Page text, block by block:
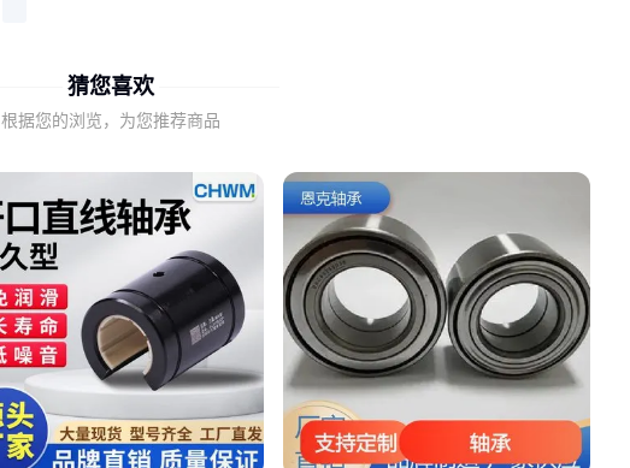
载荷特性：矿山机械需要同时承受径向和轴向复合载荷
环境耐受：食品生产线要防腐蚀，高温窑炉需耐热
策起点。🔧
二、从材质到结构的关键性能拆解
以耐磨性为例，同样是 轴承钢
材质，电解镀锡工艺处理的铜
套比普通镀层寿命提升30%以上。而角接触球轴承
的接触角
设计，直接影响其承受轴向载荷的能力——15°角适合高速主
轴，25°角更适合重载工况。
容易被忽视的细节：
猜您喜欢
根据您的浏览，为您推荐商品